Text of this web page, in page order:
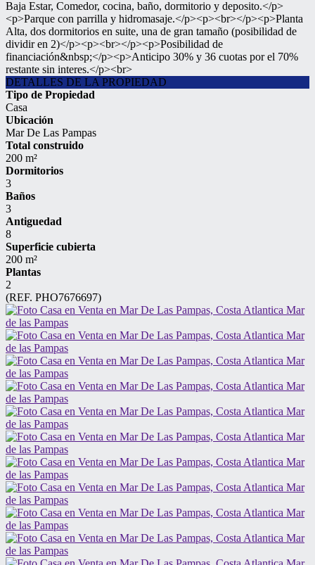
Baja Estar, Comedor, cocina, baño, dormitorio y deposito.</p>
<p>Parque con parrilla y hidromasaje.</p><p><br></p><p>Planta
Alta, dos dormitorios en suite, una de gran tamaño (posibilidad de
dividir en 2)</p><p><br></p><p>Posibilidad de
financiación&nbsp;</p><p>Anticipo 30% y 36 cuotas por el 70%
restante sin interes.</p><br>
DETALLES DE LA PROPIEDAD
Tipo de Propiedad
Casa
Ubicación
Mar De Las Pampas
Total construido
200 m²
Dormitorios
3
Baños
3
Antiguedad
8
Superficie cubierta
200 m²
Plantas
2
(REF. PHO7676697)